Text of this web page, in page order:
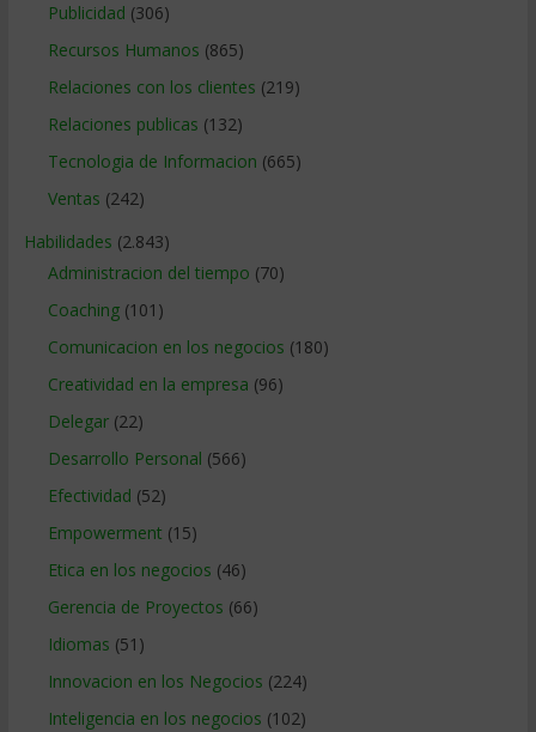
Publicidad (306)
Recursos Humanos (865)
Relaciones con los clientes (219)
Relaciones publicas (132)
Tecnologia de Informacion (665)
Ventas (242)
Habilidades (2.843)
Administracion del tiempo (70)
Coaching(101)
Comunicacion en los negocios (180)
Creatividad en la empresa (96)
Delegar(22)
Desarrollo Personal (566)
Efectividad (52)
Empowerment (15)
Etica en los negocios (46)
Gerencia de Proyectos (66)
Idiomas (51)
Innovacion en los Negocios (224)
Inteligencia en los negocios (102)